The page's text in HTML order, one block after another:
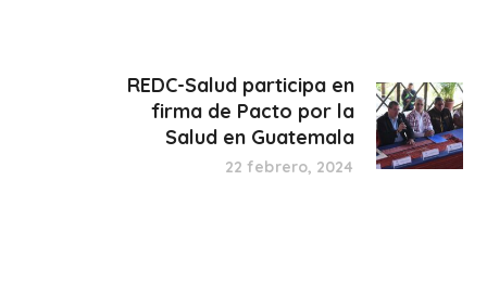
REDC-Salud participa en
firma de Pacto por la
Salud en Guatemala
22 febrero, 2024